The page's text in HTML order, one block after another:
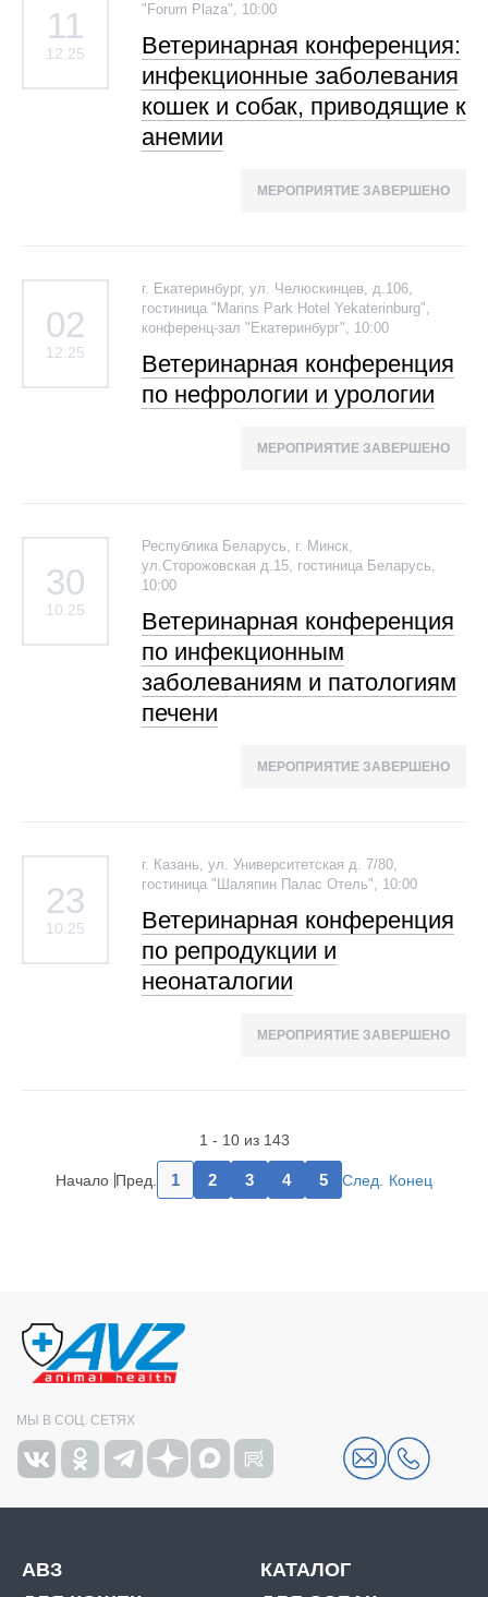
11
12.25
"Forum Plaza", 10:00
Ветеринарная конференция:
инфекционные заболевания
кошек и собак, приводящие к
анемии
МЕРОПРИЯТИЕ ЗАВЕРШЕНО
02
12.25
г. Екатеринбург, ул. Челюскинцев, д.106,
гостиница "Marins Park Hotel Yekaterinburg",
конференц-зал "Екатеринбург", 10:00
Ветеринарная конференция
по нефрологии и урологии
МЕРОПРИЯТИЕ ЗАВЕРШЕНО
30
10.25
Республика Беларусь, г. Минск,
ул.Сторожовская д.15, гостиница Беларусь,
10:00
Ветеринарная конференция
по инфекционным
заболеваниям и патологиям
печени
МЕРОПРИЯТИЕ ЗАВЕРШЕНО
23
10.25
г. Казань, ул. Университетская д. 7/80,
гостиница "Шаляпин Палас Отель", 10:00
Ветеринарная конференция
по репродукции и
неонаталогии
МЕРОПРИЯТИЕ ЗАВЕРШЕНО
1 - 10 из 143
Начало Пред. 1 2 3 4 5 След. Конец
МЫ В СОЦ. СЕТЯХ
АВЗ
КАТАЛОГ